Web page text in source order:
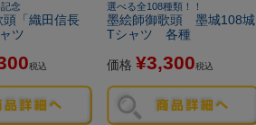
念
頭「織田信長
ツ
税込
選べる全108種類！！
墨絵師御歌頭 墨城108城
Tシャツ 各種
価格 ¥3,300税込